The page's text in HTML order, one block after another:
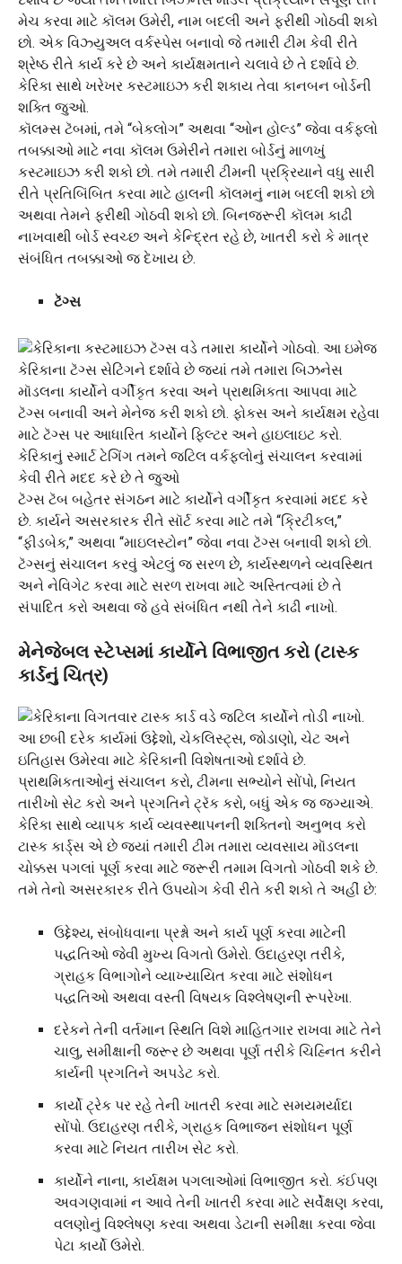
કૉલમ્સ ટૅબમાં, તમે “બેકલોગ” અથવા “ઓન હોલ્ડ” જેવા વર્કફ્લો
તબક્કાઓ માટે નવા કૉલમ ઉમેરીને તમારા બોર્ડનું માળખું
કસ્ટમાઇઝ કરી શકો છો. તમે તમારી ટીમની પ્રક્રિયાને વધુ સારી
રીતે પ્રતિબિંબિત કરવા માટે હાલની કૉલમનું નામ બદલી શકો છો
અથવા તેમને ફરીથી ગોઠવી શકો છો. બિનજરૂરી કૉલમ કાઢી
નાખવાથી બોર્ડ સ્વચ્છ અને કેન્દ્રિત રહે છે, ખાતરી કરો કે માત્ર
સંબંધિત તબક્કાઓ જ દેખાય છે.
ટૅગ્સ
ટૅગ્સ ટૅબ બહેતર સંગઠન માટે કાર્યોને વર્ગીકૃત કરવામાં મદદ કરે
છે. કાર્યને અસરકારક રીતે સૉર્ટ કરવા માટે તમે “ક્રિટીકલ,”
“ફીડબેક,” અથવા “માઇલસ્ટોન” જેવા નવા ટૅગ્સ બનાવી શકો છો.
ટૅગ્સનું સંચાલન કરવું એટલું જ સરળ છે, કાર્યસ્થળને વ્યવસ્થિત
અને નેવિગેટ કરવા માટે સરળ રાખવા માટે અસ્તિત્વમાં છે તે
સંપાદિત કરો અથવા જે હવે સંબંધિત નથી તેને કાઢી નાખો.
મેનેજેબલ સ્ટેપ્સમાં કાર્યોને વિભાજીત કરો (ટાસ્ક
કાર્ડનું ચિત્ર)
ટાસ્ક કાર્ડ્સ એ છે જ્યાં તમારી ટીમ તમારા વ્યવસાય મૉડલના
ચોક્કસ પગલાં પૂર્ણ કરવા માટે જરૂરી તમામ વિગતો ગોઠવી શકે છે.
તમે તેનો અસરકારક રીતે ઉપયોગ કેવી રીતે કરી શકો તે અહીં છે:
ઉદ્દેશ્ય, સંબોધવાના પ્રશ્નો અને કાર્ય પૂર્ણ કરવા માટેની
પદ્ધતિઓ જેવી મુખ્ય વિગતો ઉમેરો. ઉદાહરણ તરીકે,
ગ્રાહક વિભાગોને વ્યાખ્યાયિત કરવા માટે સંશોધન
પદ્ધતિઓ અથવા વસ્તી વિષયક વિશ્લેષણની રૂપરેખા.
દરેકને તેની વર્તમાન સ્થિતિ વિશે માહિતગાર રાખવા માટે તેને
ચાલુ, સમીક્ષાની જરૂર છે અથવા પૂર્ણ તરીકે ચિહ્નિત કરીને
કાર્યની પ્રગતિને અપડેટ કરો.
કાર્યો ટ્રેક પર રહે તેની ખાતરી કરવા માટે સમયમર્યાદા
સોંપો. ઉદાહરણ તરીકે, ગ્રાહક વિભાજન સંશોધન પૂર્ણ
કરવા માટે નિયત તારીખ સેટ કરો.
કાર્યોને નાના, કાર્યક્ષમ પગલાઓમાં વિભાજીત કરો. કંઈપણ
અવગણવામાં ન આવે તેની ખાતરી કરવા માટે સર્વેક્ષણ કરવા,
વલણોનું વિશ્લેષણ કરવા અથવા ડેટાની સમીક્ષા કરવા જેવા
પેટા કાર્યો ઉમેરો.